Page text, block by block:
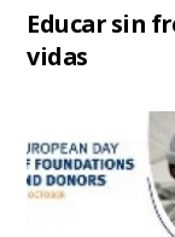
Educar sin
vidas